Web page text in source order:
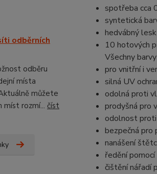
odběrních
odběru
místa
můžete
rozmí... číst
spotřeba cca
syntetická
hedvábný lesk
10 hotových
Všechny
pro vnitřní i
silná UV
odolná proti
prodyšná pro
odolnost
bezpečná
nanášení
ředění pomocí
čištění nářadí